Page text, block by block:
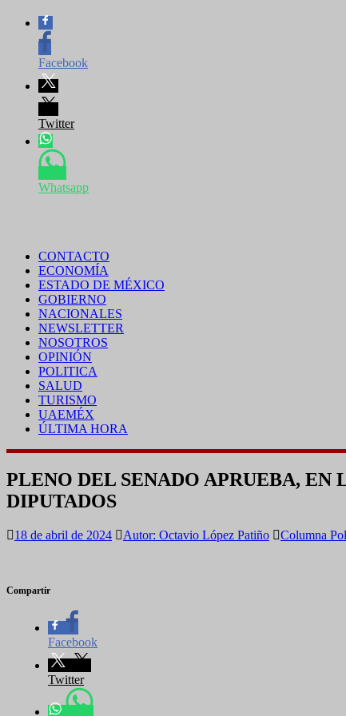
Facebook
Twitter
Whatsapp
CONTACTO
ECONOMÍA
ESTADO DE MÉXICO
GOBIERNO
NACIONALES
NEWSLETTER
NOSOTROS
OPINIÓN
POLITICA
SALUD
TURISMO
UAEMÉX
ÚLTIMA HORA
PLENO DEL SENADO APRUEBA,
DIPUTADOS
18 de abril de 2024 Autor: Octavio López Patiño Columna
Compartir
Facebook
Twitter